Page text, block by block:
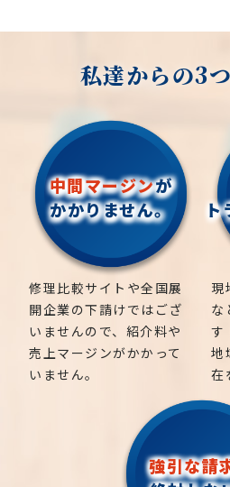
松、スギ、クスノキ、くろが
ぐりの木、竹、柿の木、オリ
金木犀、アカシア、シダレエゴ
梅、かしの木、ブルーアイス
クスノキ、 薪の木、ケヤキ、
木、桜、ゴールドクレスト、
子の木、ゴールデンアカシア
グレープフルーツの木、カツ
ミ、エゴノキ、ハナミズキ、ジ
ウシ、カイズカ、花梨、クロ
サザンカ、ホルトノキ、つつ
私達からの3
中間マージンが
かかりません。
修理比較サイトや全国展
開企業の下請けではござ
いませんので、紹介料や
売上マージンがかかって
いません。
ト
現
な
す
地
在
強引な請